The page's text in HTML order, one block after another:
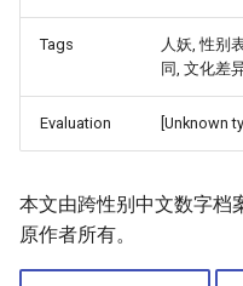
Tags
人妖, 性别
同, 文化差
Evaluation [Unknown
本文由跨性别中文数字档
原作者所有。